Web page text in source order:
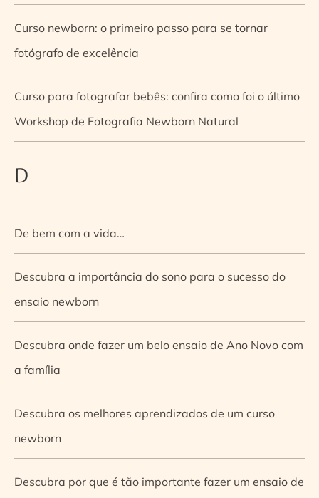
Curso newborn: o primeiro passo para se tornar
fotógrafo de excelência
Curso para fotografar bebês: confira como foi o último
Workshop de Fotografia Newborn Natural
D
De bem com a vida…
Descubra a importância do sono para o sucesso do
ensaio newborn
Descubra onde fazer um belo ensaio de Ano Novo com
a família
Descubra os melhores aprendizados de um curso
newborn
Descubra por que é tão importante fazer um ensaio de